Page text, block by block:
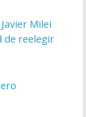
Milei
de reelegir